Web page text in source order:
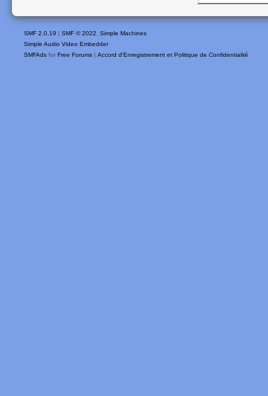
SMF 2.0.19 | SMF © 2022
Simple Machines
Simple Audio Video Embedder
SMFAds for Free Forums | Accord d'Enregistrement et Politique de Confidentialité